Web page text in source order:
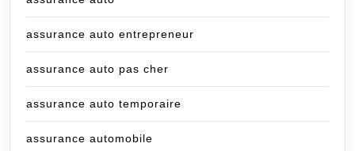
assurance auto entrepreneur
assurance auto pas cher
assurance auto temporaire
assurance automobile